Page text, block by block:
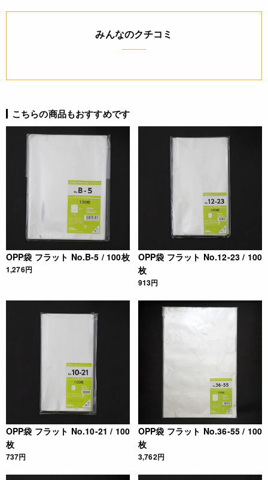
詳細
みんなのクチコミ
こちらの商品もおすすめです
OPP袋 フラット No.B-5 / 100枚
1,276円
OPP袋 フラット No.12-23 / 100
枚
913円
OPP袋 フラット No.10-21 / 100
枚
737円
OPP袋 フラット No.36-55 / 100
枚
3,762円